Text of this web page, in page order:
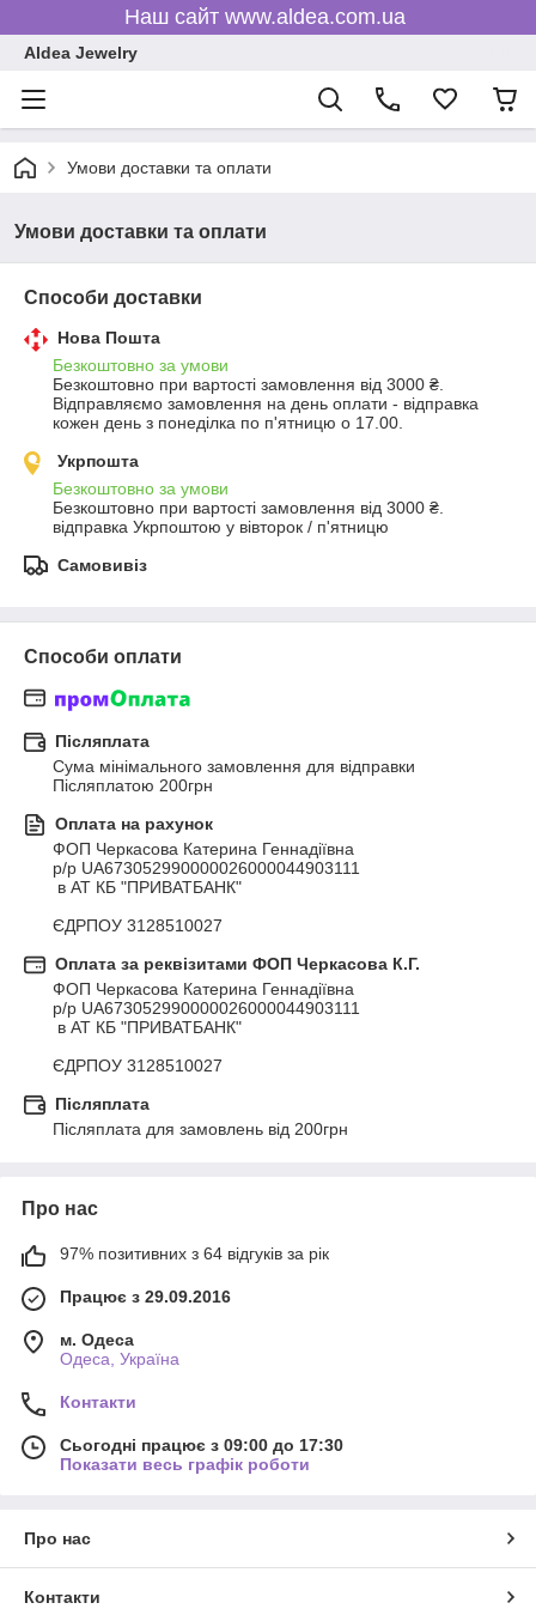
Наш сайт www.aldea.com.ua
Aldea Jewelry
Умови доставки та оплати
Умови доставки та оплати
Способи доставки
Нова Пошта
Безкоштовно за умови
Безкоштовно при вартості замовлення від 3000 ₴.
Відправляємо замовлення на день оплати - відправка
кожен день з понеділка по п'ятницю о 17.00.
Укрпошта
Безкоштовно за умови
Безкоштовно при вартості замовлення від 3000 ₴.
відправка Укрпоштою у вівторок / п'ятницю
Самовивіз
Способи оплати
Післяплата
Сума мінімального замовлення для відправки
Післяплатою 200грн
Оплата на рахунок
ФОП Черкасова Катерина Геннадіївна
р/р UA673052990000026000044903111
ЄДРПОУ 3128510027
Оплата за реквізитами ФОП Черкасова К.Г.
ФОП Черкасова Катерина Геннадіївна
р/р UA673052990000026000044903111
ЄДРПОУ 3128510027
Післяплата
Післяплата для замовлень від 200грн
Про нас
97% позитивних з 64 відгуків за рік
Працює з 29.09.2016
м. Одеса
Одеса, Україна
Контакти
Сьогодні працює з 09:00 до 17:30
Показати весь графік роботи
Про нас
Контакти